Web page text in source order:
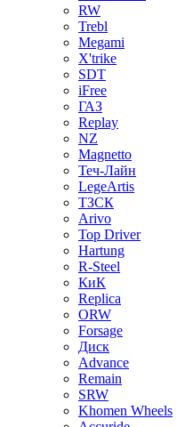
RW
Trebl
Megami
X'trike
SDT
iFree
ГАЗ
Replay
NZ
Magnetto
Теч-Лайн
LegeArtis
ТЗСК
Arivo
Top Driver
Hartung
R-Steel
КиК
Replica
ORW
Forsage
Диск
Advance
Remain
SRW
Khomen Wheels